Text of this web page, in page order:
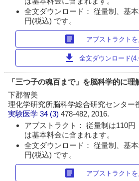
全文ダウンロード： 従量制、基
円(税込) です。
article アブストラクト
download 全文ダウンロード
「三つ子の魂百まで」を脳科学的に理
下郡智美
理化学研究所脳科学総合研究センター
実験医学 34 (3)478-482, 2016.
アブストラクト： 従量制は110円
は基本料金に含まれます。
全文ダウンロード： 従量制、基
円(税込) です。
article アブストラクト